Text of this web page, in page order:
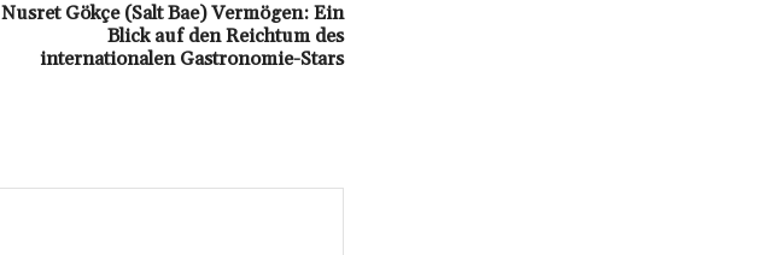
Nusret Gökçe (Salt Bae) Vermögen: Ein
Blick auf den Reichtum des
internationalen Gastronomie-Stars